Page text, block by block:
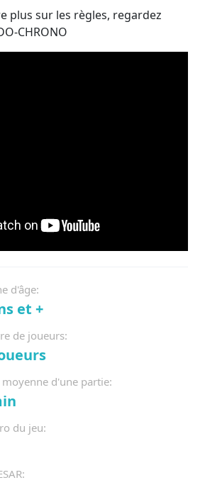
plus sur les règles, regardez
CHRONO
d'âge:
et +
de joueurs:
moyenne d'une partie:
du jeu: